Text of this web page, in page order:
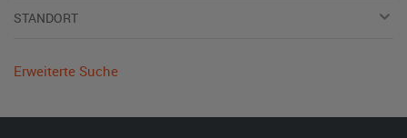
STANDORT
Erweiterte Suche